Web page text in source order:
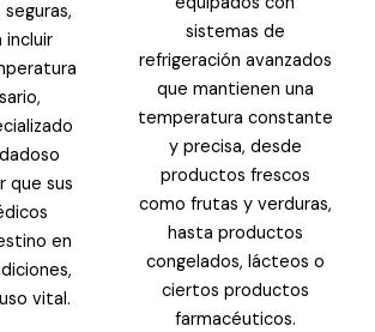
incluir
que sus
en
vital.
sistemas de
refrigeración avanzados
que mantienen una
temperatura constante
y precisa, desde
productos frescos
como frutas y verduras,
hasta productos
congelados, lácteos o
ciertos productos
farmacéuticos.